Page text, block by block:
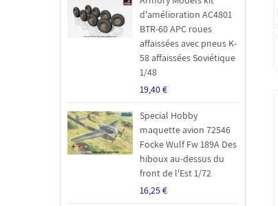
d'amélioration AC4801
BTR-60 APC roues
affaissées avec pneus K-
58 affaissées Soviétique
1/48
19,40 €
Special Hobby
maquette avion 72546
Focke Wulf Fw 189A Des
hiboux au-dessus du
front de l'Est 1/72
16,25 €